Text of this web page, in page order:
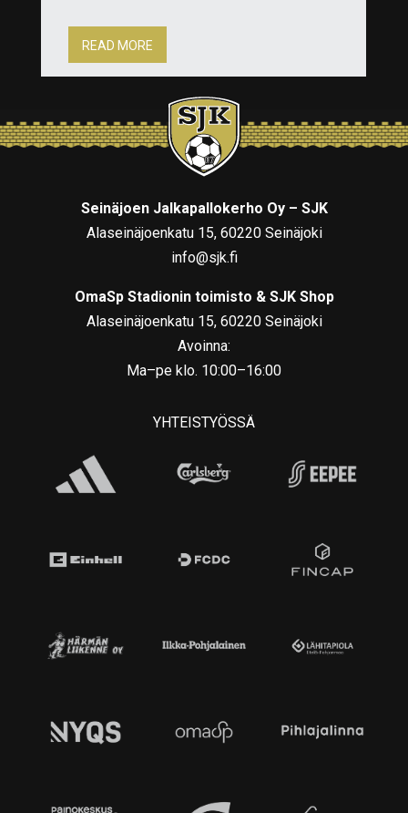
READ MORE
Seinäjoen Jalkapallokerho Oy – SJK
Alaseinäjoenkatu 15, 60220 Seinäjoki
info@sjk.fi
OmaSp Stadionin toimisto & SJK Shop
Alaseinäjoenkatu 15, 60220 Seinäjoki
Avoinna:
Ma–pe klo. 10:00–16:00
YHTEISTYÖSSÄ